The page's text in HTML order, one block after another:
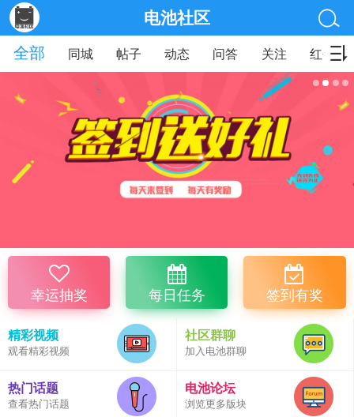
电池社区
全部
同城 帖子 动态 问答 关注 红包
幸运抽奖 每日任务 签到有奖
精彩视频
观看精彩视频
社区群聊
加入电池群聊
热门话题
查看热门话题
电池论坛
浏览更多版块